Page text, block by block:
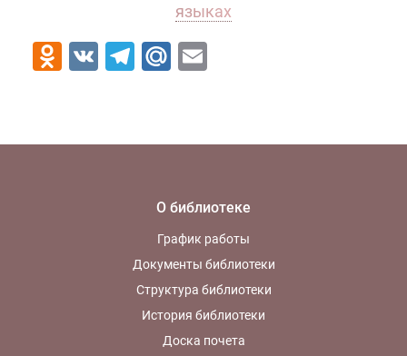
языках
Odnoklassniki
VK Telegram
Mail.Ru
О библиотеке
График работы
Документы библиотеки
Структура библиотеки
История библиотеки
Доска почета